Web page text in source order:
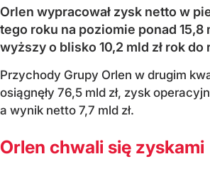
Orlen wypracował zysk netto w
tego roku na poziomie ponad 15,8
wyższy o blisko 10,2 mld zł rok do
Przychody Grupy Orlen w drugim
osiągnęły 76,5 mld zł, zysk
a wynik netto 7,7 mld zł.
Orlen chwali się zyskami